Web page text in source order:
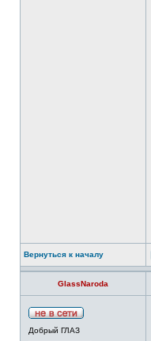
Вернуться к началу
GlassNaroda
Добрый ГЛАЗ